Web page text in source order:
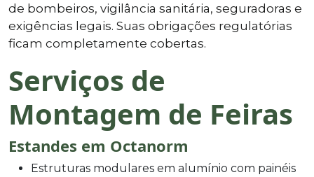
de bombeiros, vigilância sanitária, seguradoras e
exigências legais. Suas obrigações regulatórias
ficam completamente cobertas.
Serviços de
Montagem de Feiras
Estandes em Octanorm
Estruturas modulares em alumínio com painéis